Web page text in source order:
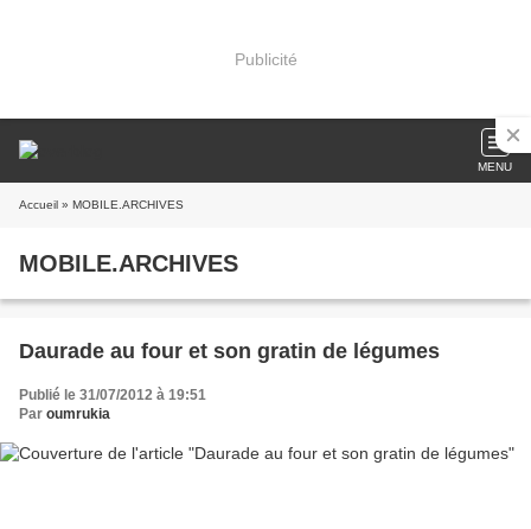
Publicité
MENU
Accueil » MOBILE.ARCHIVES
MOBILE.ARCHIVES
Daurade au four et son gratin de légumes
Publié le 31/07/2012 à 19:51
Par oumrukia